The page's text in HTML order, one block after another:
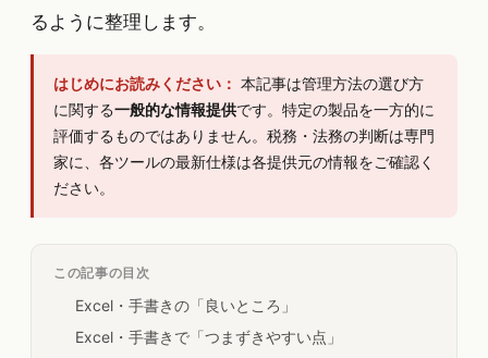
るように整理します。
はじめにお読みください： 本記事は管理方法の選び方
に関する一般的な情報提供です。特定の製品を一方的に
評価するものではありません。税務・法務の判断は専門
家に、各ツールの最新仕様は各提供元の情報をご確認く
ださい。
この記事の目次
Excel・手書きの「良いところ」
Excel・手書きで「つまずきやすい点」